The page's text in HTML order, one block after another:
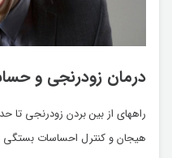
درمان زودرنجی و
راههای از بین بردن زودرنجی تا
هیجان و کنترل احساسات بستگی